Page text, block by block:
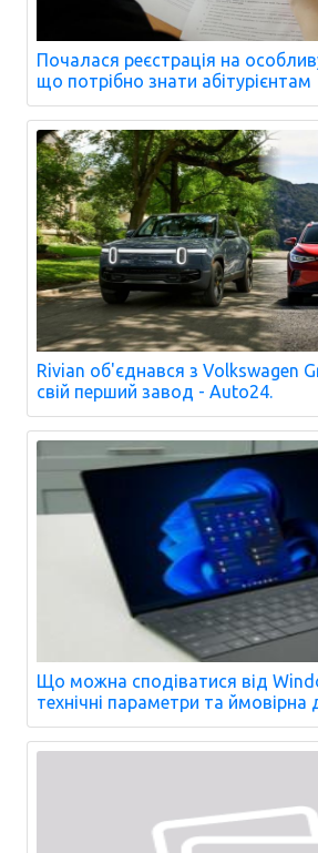
Почалася реєстрація на
що потрібно знати абітурієнтам
Rivian об'єднався з Volkswagen
свій перший завод - Auto24.
Що можна сподіватися від
технічні параметри та ймовірна